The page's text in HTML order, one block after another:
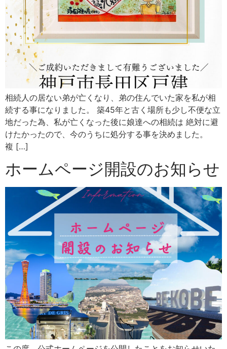
相続人の居ない弟が亡くなり、弟の住んでいた家を私が相
続する事になりました。 築45年と古く場所も少し不便な立
地だった為、私が亡くなった後に娘達への相続は 絶対に避
けたかったので、今のうちに処分する事を決めました。
複 […]
ホームページ開設のお知らせ